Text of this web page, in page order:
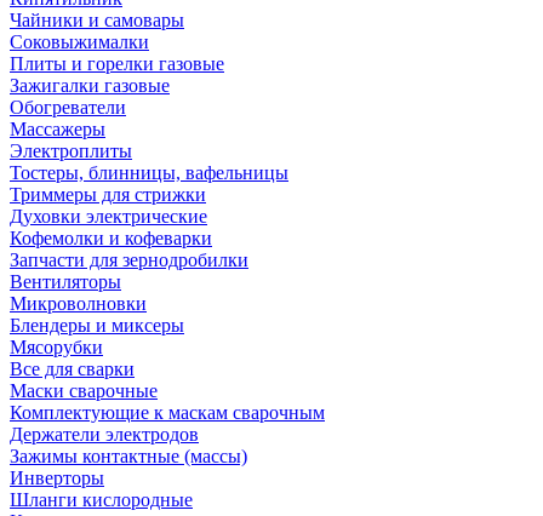
Чайники и самовары
Соковыжималки
Плиты и горелки газовые
Зажигалки газовые
Обогреватели
Массажеры
Электроплиты
Тостеры, блинницы, вафельницы
Триммеры для стрижки
Духовки электрические
Кофемолки и кофеварки
Запчасти для зернодробилки
Вентиляторы
Микроволновки
Блендеры и миксеры
Мясорубки
Все для сварки
Маски сварочные
Комплектующие к маскам сварочным
Держатели электродов
Зажимы контактные (массы)
Инверторы
Шланги кислородные